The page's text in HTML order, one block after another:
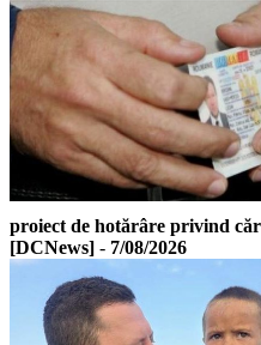
proiect de hotărâre privind
[DCNews] - 7/08/2026